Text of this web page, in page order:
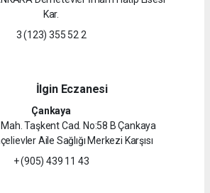
Kar.
3 (123) 355 52 2
İlgin Eczanesi
Çankaya
Taşkent Cad. No:58 B Çankaya
Aile Sağlığı Merkezi Karşısı
+ (905) 439 11 43